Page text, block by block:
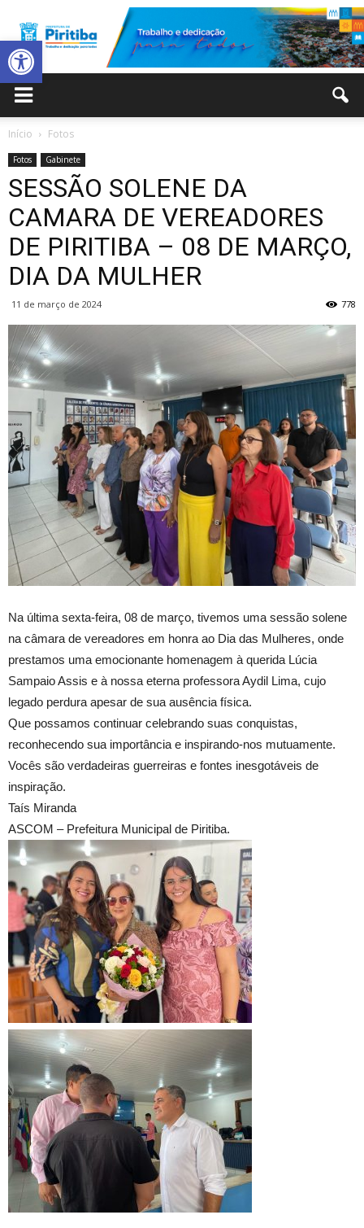
Abrir a barra de ferramentas
Municipal
de
Piritiba
Início Fotos
Fotos Gabinete
SESSÃO SOLENE DA
CAMARA DE VEREADORES
DE PIRITIBA – 08 DE MARÇO,
DIA DA MULHER
11 de março de 2024 778
Na última sexta-feira, 08 de março, tivemos uma sessão solene
na câmara de vereadores em honra ao Dia das Mulheres, onde
prestamos uma emocionante homenagem à querida Lúcia
Sampaio Assis e à nossa eterna professora Aydil Lima, cujo
legado perdura apesar de sua ausência física.
Que possamos continuar celebrando suas conquistas,
reconhecendo sua importância e inspirando-nos mutuamente.
Vocês são verdadeiras guerreiras e fontes inesgotáveis de
inspiração.
Taís Miranda
ASCOM – Prefeitura Municipal de Piritiba.